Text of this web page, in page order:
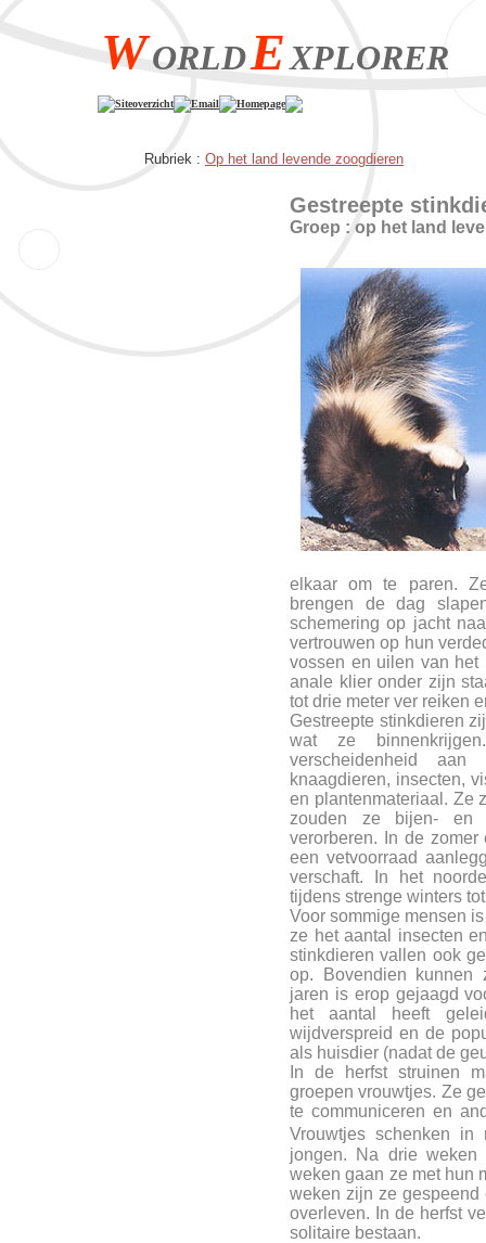
WORLDEXPLORER
Siteoverzicht Email Homepage
Rubriek : Op het land levende zoogdieren
Gestreepte
Groep : op het land
elkaar om te paren.
brengen de dag
schemering op jacht
vertrouwen op hun
vossen en uilen van het
anale klier onder zijn
tot drie meter ver reiken
Gestreepte stinkdieren
wat ze
verscheidenheid
knaagdieren, insecten,
en plantenmateriaal. Ze
zouden ze bijen- en
verorberen. In de
een vetvoorraad
verschaft. In het
tijdens strenge winters
Voor sommige mensen
ze het aantal insecten
stinkdieren vallen ook
op. Bovendien kunnen
jaren is erop gejaagd
het aantal heeft
wijdverspreid en de
als huisdier (nadat de
In de herfst struinen
groepen vrouwtjes. Ze
te communiceren en
Vrouwtjes schenken
jongen. Na drie
weken gaan ze met hun
weken zijn ze gespeend
overleven. In de herfst
solitaire bestaan.